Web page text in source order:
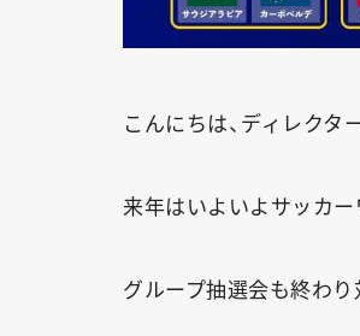
こんにちは、ディレクタ
来年はいよいよサッカー
グループ抽選会も終わ